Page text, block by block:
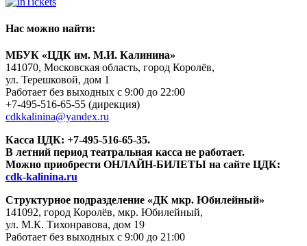
Нас можно найти:
МБУК «ЦДК им. М.И. Калинина»
141070, Московская область, город Королёв,
ул. Терешковой, дом 1
Работает без выходных с 9:00 до 22:00
+7-495-516-65-55 (дирекция)
cdkkalinina@yandex.ru
Касса ЦДК: +7-495-516-65-35.
В летний период театральная касса не работает.
Можно приобрести ОНЛАЙН-БИЛЕТЫ на сайте ЦДК:
cdk-kalinina.ru
Структурное подразделение «ДК мкр. Юбилейный»
141092, город Королёв, мкр. Юбилейный,
ул. М.К. Тихонравова, дом 19
Работает без выходных с 9:00 до 21:00